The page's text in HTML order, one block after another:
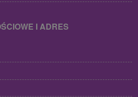
I ADRES